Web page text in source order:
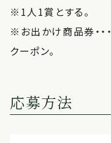
※1人1賞とする。
※お出かけ商品券・
クーポン。
応募方法